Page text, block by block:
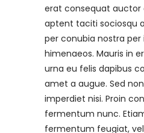
erat consequat auctor
aptent taciti sociosqu
per conubia nostra per
himenaeos. Mauris in
urna eu felis dapibus
amet a augue. Sed
imperdiet nisi. Proin
fermentum nunc.
fermentum feugiat,